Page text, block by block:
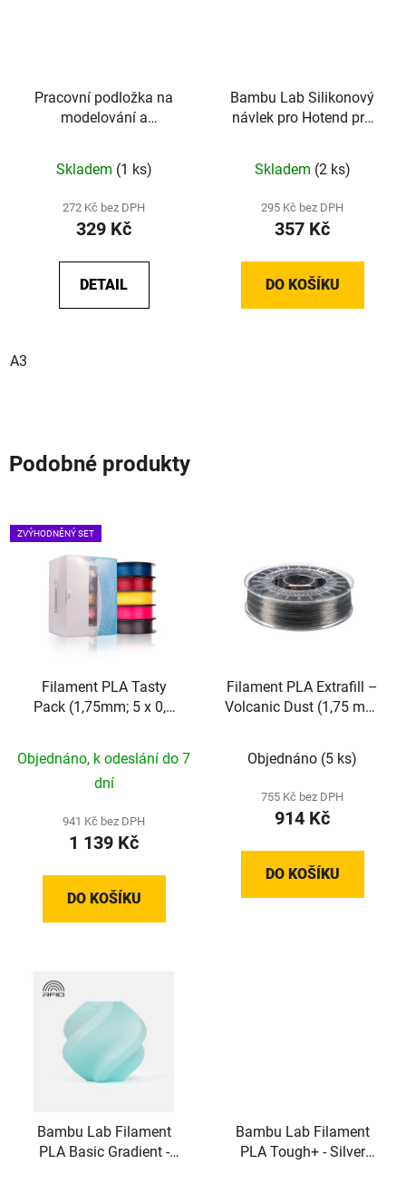
Pracovní podložka na
modelování a
Skladem (1 ks)
272 Kč bez DPH
329 Kč
DETAIL
A3
Bambu Lab Silikonový
návlek pro Hotend pro
Skladem (2 ks)
295 Kč bez DPH
357 Kč
DO KOŠÍKU
Podobné produkty
ZVÝHODNĚNÝ SET
Filament PLA Tasty
Pack (1,75mm; 5 x 0,3
Objednáno, k odeslání do 7
dní
941 Kč bez DPH
1 139 Kč
DO KOŠÍKU
Filament PLA Extrafill –
Volcanic Dust (1,75 mm;
Objednáno (5 ks)
755 Kč bez DPH
914 Kč
DO KOŠÍKU
Bambu Lab Filament
PLA Basic Gradient -
Bambu Lab Filament
PLA Tough+ - Silver